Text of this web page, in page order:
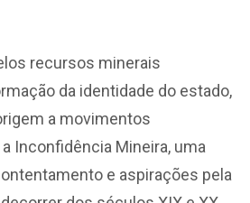
recursos minerais
da identidade do estado,
a movimentos
Inconfidência Mineira, uma
e aspirações pela